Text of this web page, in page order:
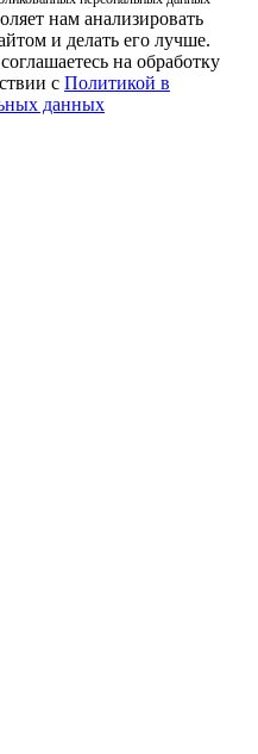
нам анализировать
и делать его лучше.
на обработку
с Политикой в
данных